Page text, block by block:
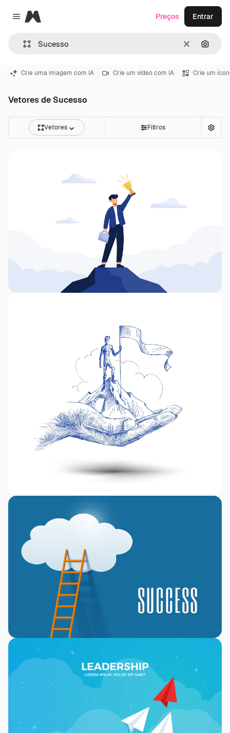
Close menu
Magnific
Limpar
Preços Entrar
Crie uma imagem com IA Crie um vídeo com IA Crie um
Vetores de Sucesso
Vetores Filtros